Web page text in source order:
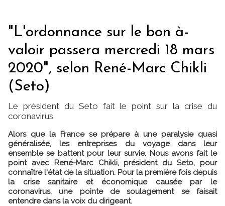
"L'ordonnance sur le bon à-
valoir passera mercredi 18 mars
2020", selon René-Marc Chikli
(Seto)
Le président du Seto fait le point sur la crise du
coronavirus
Alors que la France se prépare à une paralysie quasi
généralisée, les entreprises du voyage dans leur
ensemble se battent pour leur survie. Nous avons fait le
point avec René-Marc Chikli, président du Seto, pour
connaître l'état de la situation. Pour la première fois depuis
la crise sanitaire et économique causée par le
coronavirus, une pointe de soulagement se faisait
entendre dans la voix du dirigeant.